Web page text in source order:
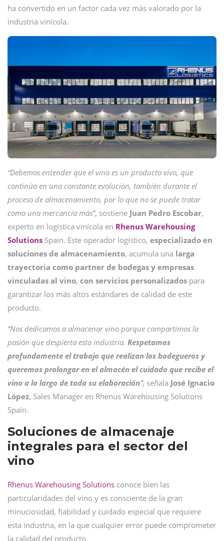
ha convertido en un factor cada vez más valorado por la
industria vinícola.
“Debemos entender que el vino es un producto vivo, que
continúa en una constante evolución, también durante el
proceso de almacenamiento, por lo que no se puede tratar
como una mercancía más”, sostiene Juan Pedro Escobar,
experto en logística vinícola en Rhenus Warehousing
Solutions Spain. Este operador logístico, especializado en
soluciones de almacenamiento, acumula una larga
trayectoria como partner de bodegas y empresas
vinculadas al vino, con servicios personalizados para
garantizar los más altos estándares de calidad de este
producto.
“Nos dedicamos a almacenar vino porque compartimos la
pasión que despierta esta industria. Respetamos
profundamente el trabajo que realizan los bodegueros y
queremos prolongar en el almacén el cuidado que recibe el
vino a lo largo de toda su elaboración”, señala José Ignacio
López, Sales Manager en Rhenus Warehousing Solutions
Spain.
Soluciones de almacenaje
integrales para el sector del
vino
Rhenus Warehousing Solutions conoce bien las
particularidades del vino y es consciente de la gran
minuciosidad, fiabilidad y cuidado especial que requiere
esta industria, en la que cualquier error puede comprometer
la calidad del producto.